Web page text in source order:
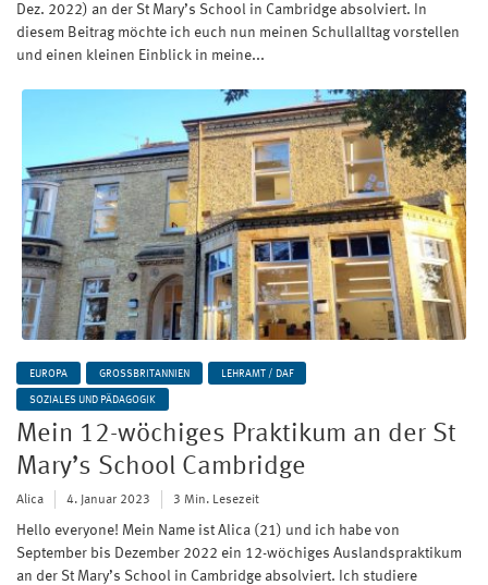
Dez. 2022) an der St Mary’s School in Cambridge absolviert. In
diesem Beitrag möchte ich euch nun meinen Schullalltag vorstellen
und einen kleinen Einblick in meine...
EUROPA GROSSBRITANNIEN LEHRAMT / DAF
SOZIALES UND PÄDAGOGIK
Mein 12-wöchiges Praktikum an der St
Mary’s School Cambridge
Alica 4. Januar 2023 3 Min. Lesezeit
Hello everyone! Mein Name ist Alica (21) und ich habe von
September bis Dezember 2022 ein 12-wöchiges Auslandspraktikum
an der St Mary’s School in Cambridge absolviert. Ich studiere